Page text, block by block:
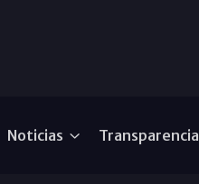
Noticias Transparencia